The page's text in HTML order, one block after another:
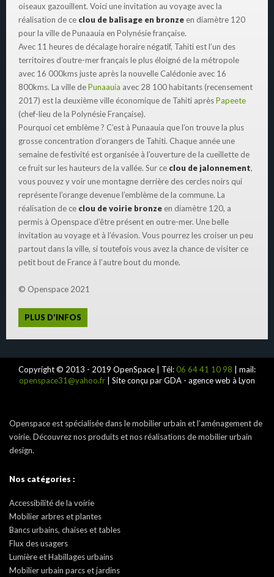
oiseaux gazouillent. Voici une invitation au voyage avec la
réalisation de ce clou de balisage en bronze en diamètre 120
pour la ville de Punaauia en Polynésie française.
Avec 11 heures de décalage horaire négatif, Tahiti est l’un des
territoires d’outre-mer français le plus éloigné de la métropole
avec 16 000kms juste après la nouvelle Calédonie avec 16
800kms. La ville dePunaauia avec 28 100 habitants (recensement
2017) est la deuxième ville économique de Tahiti aprèsPapeete
(chef-lieu de la Polynésie Française).
Pourquoi cet emblème ? C’est à Punaauia que l’on trouve la plus
grosse concentration d’orangers de Tahiti. Chaque année une
semaine de festivité est organisée à l’ouverture de la cueillette de
ce fruit sur les hauteurs de la vallée. Sur ce clou de jalonnement,
vous pouvez y voir une montagne derrière des cercles noirs qui
représente l’orange devenue l’emblème de la commune. La
réalisation de ce clou de voirie bronze en diamètre 120, a
permis à Openspace d’être présent en outre-mer. Une belle
invitation au voyage et à l’évasion. Vous pourrez les croiser un peu
partout dans la ville, si toutefois vous avez la chance de visiter ce
petit bout de France à l’autre bout du monde.
© Openspace 2021
PLUS D'INFOS
Copyright © 2013 - 2019 OpenSpace | Tél:06 64 41 10 98 | mail:
openspace31@yahoo.fr | Site conçu par GDA - agence web à Lyon
Openspace est spécialisée dans le mobilier urbain et l’aménagement de
voirie. Découvrez nos produits et nos réalisations de mobilier urbain
design.
Nos catégories :
Accessibilité de la voirie
Mobilier arbres et plantes
Bancs urbains, chaises et tables
Flux des usagers
Lumière et Habillages urbains
Mobilier urbain parcs et jardins